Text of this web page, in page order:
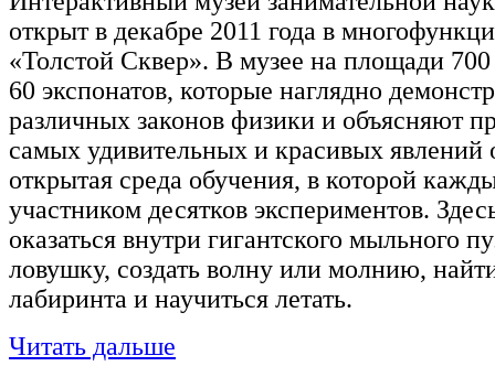
открыт в декабре 2011 года в
«Толстой Сквер». В музее на площади
60 экспонатов, которые наглядно
различных законов физики и объясняют
самых удивительных и красивых
открытая среда обучения, в которой
участником десятков экспериментов.
оказаться внутри гигантского мыльного
ловушку, создать волну или молнию,
лабиринта и научиться летать.
Читать дальше